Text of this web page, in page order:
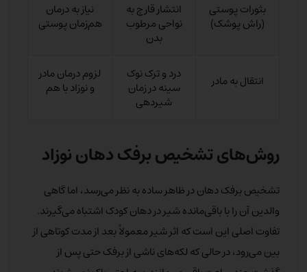
بثورات پوستی
(راش پوشک)
انتشار قارچ به
نواحی مرطوب
بدن
نیاز به درمان
هم‌زمان پوستی
انتقال به مادر درد و ترک نوک
سینه در زمان
شیردهی
لزوم درمان مادر
و نوزاد با هم
روش‌های تشخیص برفک دهان نوزاد
تشخیص برفک دهان در ظاهر ساده به نظر می‌رسد، اما گاهی
والدین آن را با باقی‌مانده شیر در دهان کودک اشتباه می‌گیرند.
تفاوت اصلی این است که اثر شیر معمولاً بعد از مدت کوتاهی از
بین می‌رود، در حالی که لکه‌های ناشی از برفک حتی پس از